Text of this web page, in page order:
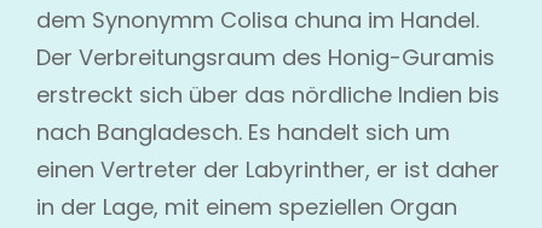
dem Synonymm Colisa chuna im Handel.
Der Verbreitungsraum des Honig-Guramis
erstreckt sich über das nördliche Indien bis
nach Bangladesch. Es handelt sich um
einen Vertreter der Labyrinther, er ist daher
in der Lage, mit einem speziellen Organ